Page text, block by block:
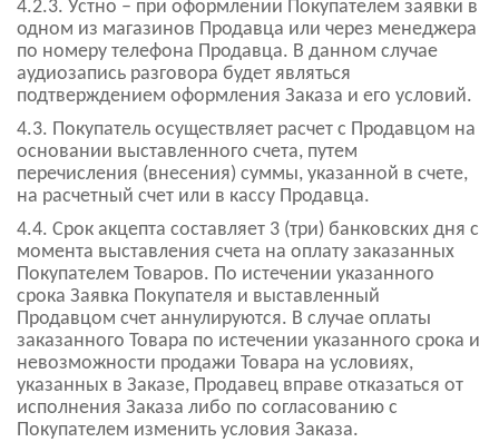
4.2.3. Устно – при оформлении Покупателем заявки в
одном из магазинов Продавца или через менеджера
по номеру телефона Продавца. В данном случае
аудиозапись разговора будет являться
подтверждением оформления Заказа и его условий.
4.3. Покупатель осуществляет расчет с Продавцом на
основании выставленного счета, путем
перечисления (внесения) суммы, указанной в счете,
на расчетный счет или в кассу Продавца.
4.4. Срок акцепта составляет 3 (три) банковских дня с
момента выставления счета на оплату заказанных
Покупателем Товаров. По истечении указанного
срока Заявка Покупателя и выставленный
Продавцом счет аннулируются. В случае оплаты
заказанного Товара по истечении указанного срока и
невозможности продажи Товара на условиях,
указанных в Заказе, Продавец вправе отказаться от
исполнения Заказа либо по согласованию с
Покупателем изменить условия Заказа.